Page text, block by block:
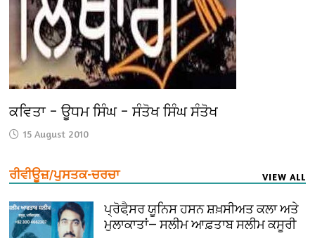
ਕਵਿਤਾ – ਊਧਮ ਸਿੰਘ – ਸੰਤੋਖ ਸਿੰਘ ਸੰਤੋਖ
15 August 2010
ਰੀਵੀਊਜ਼/ਪੁਸਤਕ-ਚਰਚਾ VIEW ALL
ਪ੍ਰੋਫੈ਼ਸਰ ਯੂਨਿਸ ਹਸਨ ਸ਼ਖ਼ਸੀਅਤ ਕਲਾ ਅਤੇ
ਮੁਲਾਕਾਤਾਂ— ਸਲੀਮ ਆਫ਼ਤਾਬ ਸਲੀਮ ਕਸੂਰੀ